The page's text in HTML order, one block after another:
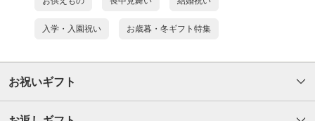
入学・入園祝い お歳暮・冬ギフト特集
お祝いギフト